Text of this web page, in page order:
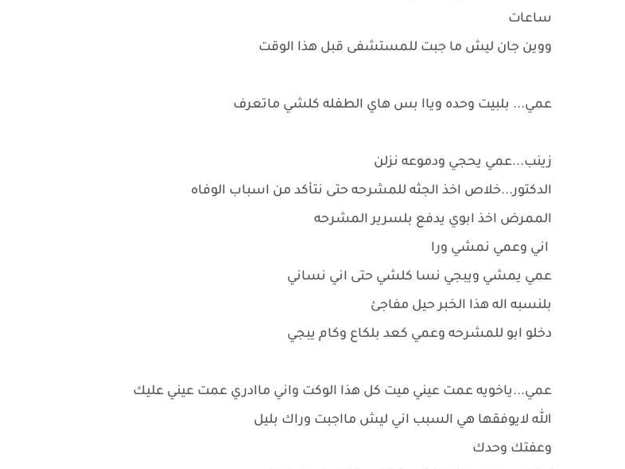
ساعات
ووين جان ليش ما جبت للمستشفى قبل هذا الوقت
عمي... بلبيت وحده وياا بس هاي الطفله كلشي ماتعرف
زينب...عمي يحجي ودموعه نزلن
الدكتور...خلاص اخذ الجثه للمشرحه حتى نتأكد من اسباب الوفاه
الممرض اخذ ابوي يدفع بلسرير المشرحه
اني وعمي نمشي ورا
عمي يمشي ويبجي نسا كلشي حتى اني نساني
بلنسبه اله هذا الخبر حيل مفاجئ
دخلو ابو للمشرحه وعمي كعد بلكاع وكام يبجي
عمي...ياخويه عمت عيني ميت كل هذا الوكت واني ماادري عمت عيني عليك
الله لايوفقها هي السبب اني ليش مااجبت وراك بليل
وعفتك وحدك